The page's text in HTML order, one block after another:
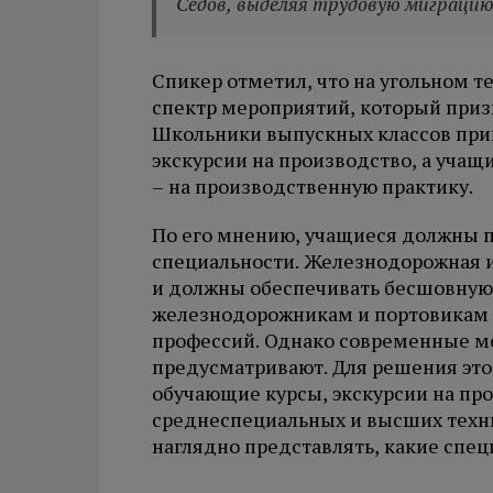
Спикер отметил, что на угольном
спектр мероприятий, который
Школьники выпускных классов
экскурсии на производство, а
– на производственную практику.
По его мнению, учащиеся должны
специальности. Железнодорожная
и должны обеспечивать
железнодорожникам и
профессий. Однако современные
предусматривают. Для решения
обучающие курсы, экскурсии на
среднеспециальных и высших
наглядно представлять, какие